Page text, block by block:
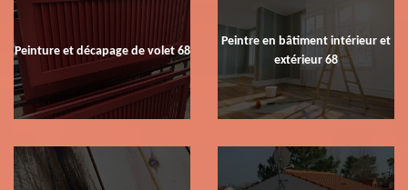
Peinture et décapage de volet 68
Peintre en bâtiment intérieur et
extérieur 68